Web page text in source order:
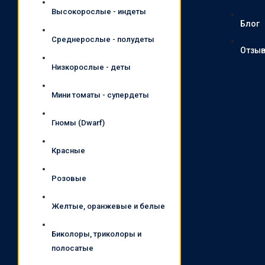
Высокорослые - индеты
Среднерослые - полудеты
Низкорослые - деты
Мини томаты - супердеты
Гномы (Dwarf)
Красные
Розовые
Желтые, оранжевые и белые
Биколоры, триколоры и
полосатые
Блог